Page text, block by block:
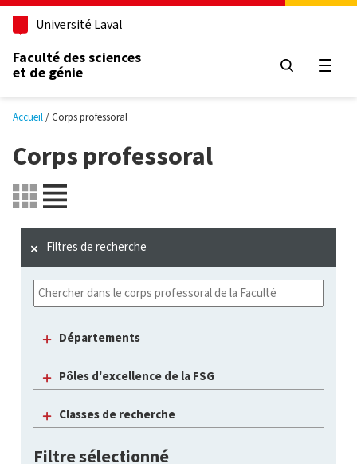
Aller au contenu principal
Université Laval
Faculté des sciences
et de génie
Accueil Corps professoral
Corps professoral
Filtres de recherche
Départements
Pôles d'excellence de la FSG
Classes de recherche
Filtre sélectionné